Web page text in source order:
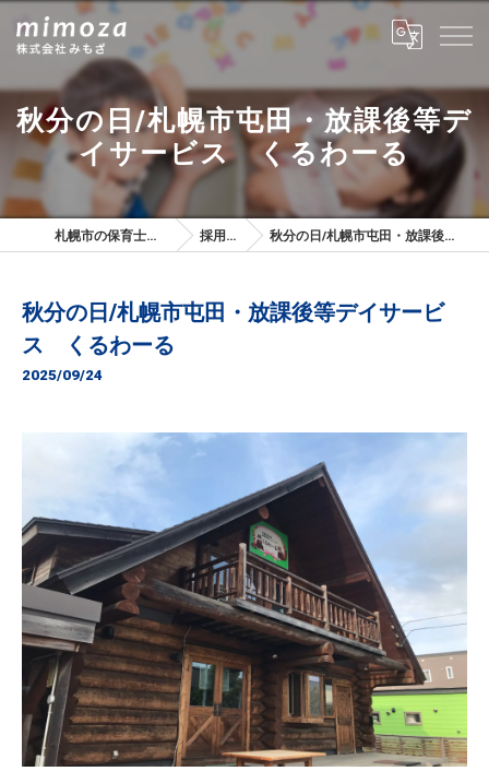
秋分の日/札幌市屯田・放課後等デ
イサービス くるわーる
札幌市の保育士は株式会社みもざ 採用ブログ 秋分の日/札幌市屯田・放課後等デイサービス くるわーる
秋分の日/札幌市屯田・放課後等デイサービ
ス くるわーる
2025/09/24